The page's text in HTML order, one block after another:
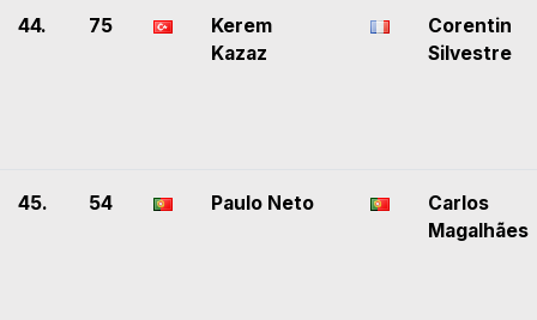
44. 75
Kerem
Kazaz
Corentin
Silvestre
45. 54 Paulo Neto
Carlos
Magalhães